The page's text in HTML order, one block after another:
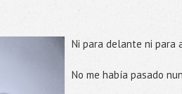
Ni para delante ni para
No me había pasado